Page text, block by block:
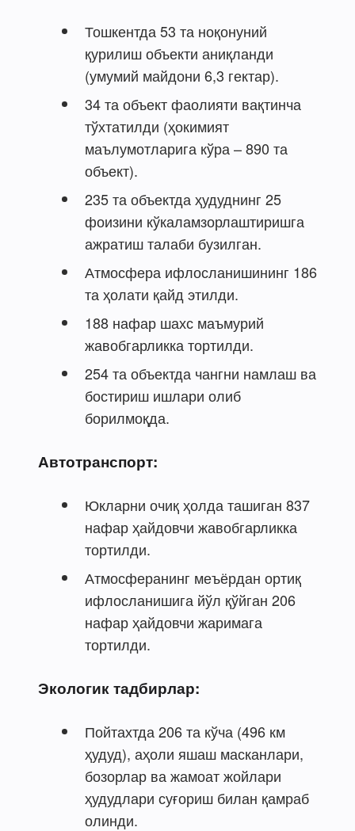
Тошкентда 53 та ноқонуний
қурилиш объекти аниқланди
(умумий майдони 6,3 гектар).
34 та объект фаолияти вақтинча
тўхтатилди (ҳокимият
маълумотларига кўра – 890 та
объект).
235 та объектда ҳудуднинг 25
фоизини кўкаламзорлаштиришга
ажратиш талаби бузилган.
Атмосфера ифлосланишининг 186
та ҳолати қайд этилди.
188 нафар шахс маъмурий
жавобгарликка тортилди.
254 та объектда чангни намлаш ва
бостириш ишлари олиб
борилмоқда.
Автотранспорт:
Юкларни очиқ ҳолда ташиган 837
нафар ҳайдовчи жавобгарликка
тортилди.
Атмосферанинг меъёрдан ортиқ
ифлосланишига йўл қўйган 206
нафар ҳайдовчи жаримага
тортилди.
Экологик тадбирлар:
Пойтахтда 206 та кўча (496 км
ҳудуд), аҳоли яшаш масканлари,
бозорлар ва жамоат жойлари
ҳудудлари суғориш билан қамраб
олинди.